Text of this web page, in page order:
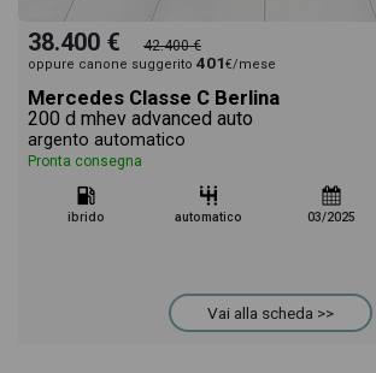
38.400 € 42.400 €
oppure canone suggerito 401€/mese
Mercedes Classe C Berlina
200 d mhev advanced auto
argento automatico
Pronta consegna
ibrido automatico 03/2025
Vai alla scheda >>